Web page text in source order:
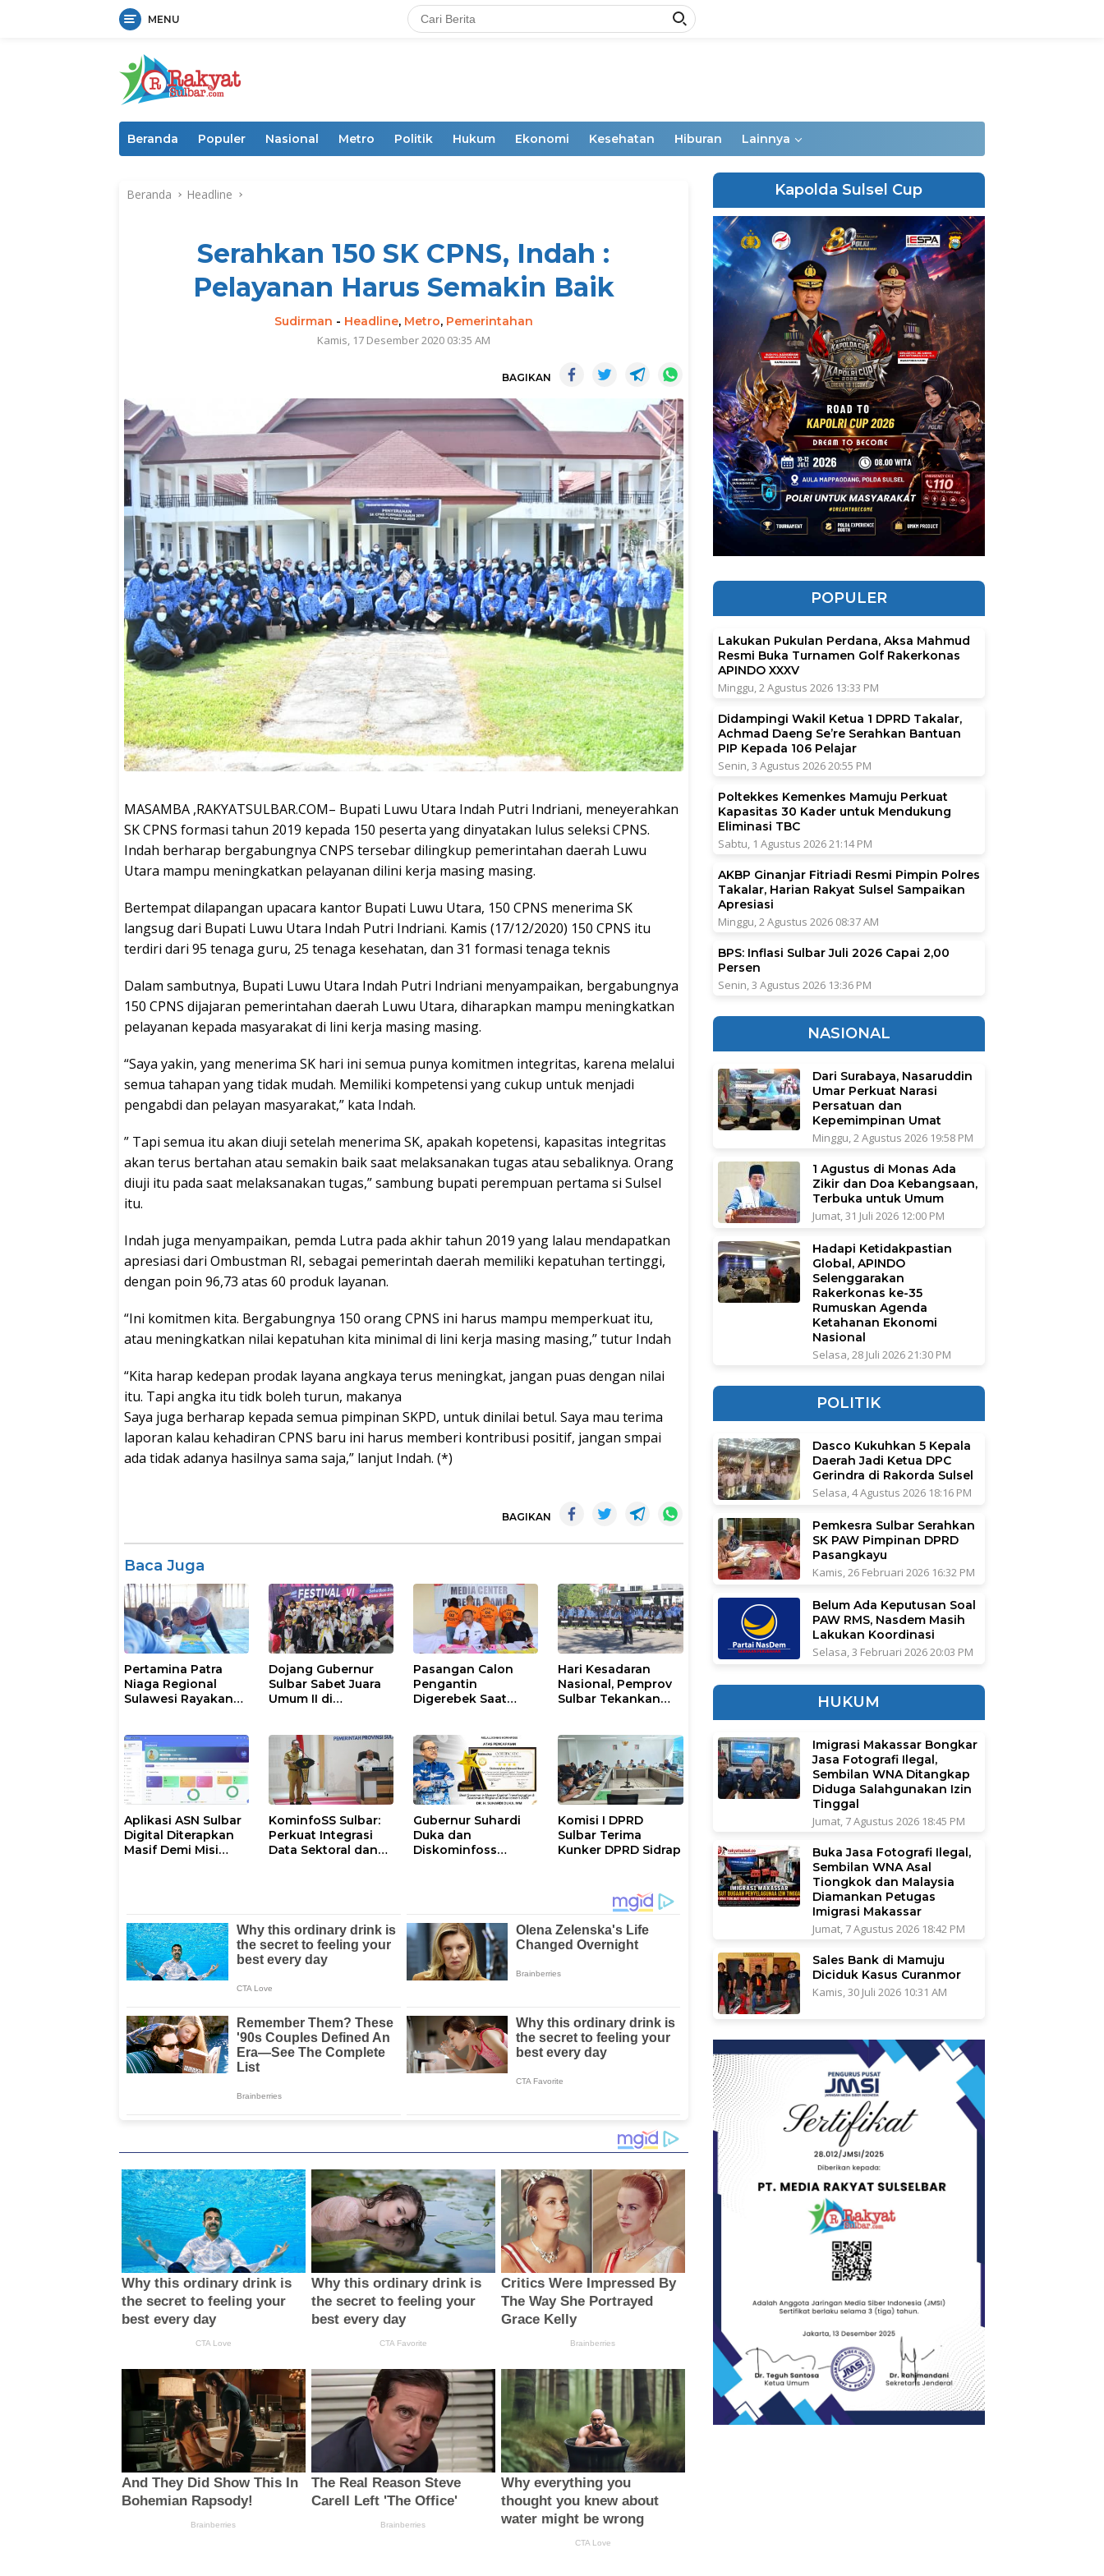
MENU
Beranda Populer Nasional Metro Politik Hukum Ekonomi Kesehatan Hiburan Lainnya
Beranda Headline
Serahkan 150 SK CPNS, Indah :
Pelayanan Harus Semakin Baik
Sudirman - Headline, Metro, Pemerintahan
Kamis, 17 Desember 2020 03:35 AM
BAGIKAN
MASAMBA ,RAKYATSULBAR.COM– Bupati Luwu Utara Indah Putri Indriani, meneyerahkan
SK CPNS formasi tahun 2019 kepada 150 peserta yang dinyatakan lulus seleksi CPNS.
Indah berharap bergabungnya CNPS tersebar dilingkup pemerintahan daerah Luwu
Utara mampu meningkatkan pelayanan dilini kerja masing masing.
Bertempat dilapangan upacara kantor Bupati Luwu Utara, 150 CPNS menerima SK
langsug dari Bupati Luwu Utara Indah Putri Indriani. Kamis (17/12/2020) 150 CPNS itu
terdiri dari 95 tenaga guru, 25 tenaga kesehatan, dan 31 formasi tenaga teknis
Dalam sambutnya, Bupati Luwu Utara Indah Putri Indriani menyampaikan, bergabungnya
150 CPNS dijajaran pemerintahan daerah Luwu Utara, diharapkan mampu meningkatkan
pelayanan kepada masyarakat di lini kerja masing masing.
“Saya yakin, yang menerima SK hari ini semua punya komitmen integritas, karena melalui
semua tahapan yang tidak mudah. Memiliki kompetensi yang cukup untuk menjadi
pengabdi dan pelayan masyarakat,” kata Indah.
” Tapi semua itu akan diuji setelah menerima SK, apakah kopetensi, kapasitas integritas
akan terus bertahan atau semakin baik saat melaksanakan tugas atau sebaliknya. Orang
diuji itu pada saat melaksanakan tugas,” sambung bupati perempuan pertama si Sulsel
itu.
Indah juga menyampaikan, pemda Lutra pada akhir tahun 2019 yang lalau mendapatkan
apresiasi dari Ombustman RI, sebagai pemerintah daerah memiliki kepatuhan tertinggi,
dengan poin 96,73 atas 60 produk layanan.
“Ini komitmen kita. Bergabungnya 150 orang CPNS ini harus mampu memperkuat itu,
atau meningkatkan nilai kepatuhan kita minimal di lini kerja masing masing,” tutur Indah
“Kita harap kedepan prodak layana angkaya terus meningkat, jangan puas dengan nilai
itu. Tapi angka itu tidk boleh turun, makanya
Saya juga berharap kepada semua pimpinan SKPD, untuk dinilai betul. Saya mau terima
laporan kalau kehadiran CPNS baru ini harus memberi kontribusi positif, jangan smpai
ada tidak adanya hasilnya sama saja,” lanjut Indah. (*)
BAGIKAN
Baca Juga
Pertamina Patra
Niaga Regional
Sulawesi Rayakan
Pesisir, Ruang
Tumbuh Generasi
Penjaga Pesisir
Dojang Gubernur
Sulbar Sabet Juara
Umum II di
VI 2026
Pasangan Calon
Pengantin
Digerebek Saat
Hari Kesadaran
Nasional, Pemprov
Sulbar Tekankan
Program
Aplikasi ASN Sulbar
Digital Diterapkan
Masif Demi Misi
KominfoSS Sulbar:
Perkuat Integrasi
Data Sektoral dan
Gubernur Suhardi
Duka dan
Diskominfoss
Komisi I DPRD
Sulbar Terima
Kunker DPRD Sidrap
Kapolda Sulsel Cup
POPULER
Lakukan Pukulan Perdana, Aksa Mahmud
Resmi Buka Turnamen Golf Rakerkonas
APINDO XXXV
Minggu, 2 Agustus 2026 13:33 PM
Didampingi Wakil Ketua 1 DPRD Takalar,
Achmad Daeng Se’re Serahkan Bantuan
PIP Kepada 106 Pelajar
Senin, 3 Agustus 2026 20:55 PM
Poltekkes Kemenkes Mamuju Perkuat
Kapasitas 30 Kader untuk Mendukung
Eliminasi TBC
Sabtu, 1 Agustus 2026 21:14 PM
AKBP Ginanjar Fitriadi Resmi Pimpin Polres
Takalar, Harian Rakyat Sulsel Sampaikan
Apresiasi
Minggu, 2 Agustus 2026 08:37 AM
BPS: Inflasi Sulbar Juli 2026 Capai 2,00
Persen
Senin, 3 Agustus 2026 13:36 PM
NASIONAL
Dari Surabaya, Nasaruddin
Umar Perkuat Narasi
Persatuan dan
Kepemimpinan Umat
Minggu, 2 Agustus 2026 19:58 PM
1 Agustus di Monas Ada
Zikir dan Doa Kebangsaan,
Terbuka untuk Umum
Jumat, 31 Juli 2026 12:00 PM
Hadapi Ketidakpastian
Global, APINDO
Selenggarakan
Rakerkonas ke-35
Rumuskan Agenda
Ketahanan Ekonomi
Nasional
Selasa, 28 Juli 2026 21:30 PM
POLITIK
Dasco Kukuhkan 5 Kepala
Daerah Jadi Ketua DPC
Gerindra di Rakorda Sulsel
Selasa, 4 Agustus 2026 18:16 PM
Pemkesra Sulbar Serahkan
SK PAW Pimpinan DPRD
Pasangkayu
Kamis, 26 Februari 2026 16:32 PM
Belum Ada Keputusan Soal
PAW RMS, Nasdem Masih
Lakukan Koordinasi
Selasa, 3 Februari 2026 20:03 PM
HUKUM
Imigrasi Makassar Bongkar
Jasa Fotografi Ilegal,
Sembilan WNA Ditangkap
Diduga Salahgunakan Izin
Tinggal
Jumat, 7 Agustus 2026 18:45 PM
Buka Jasa Fotografi Ilegal,
Sembilan WNA Asal
Tiongkok dan Malaysia
Diamankan Petugas
Imigrasi Makassar
Jumat, 7 Agustus 2026 18:42 PM
Sales Bank di Mamuju
Diciduk Kasus Curanmor
Kamis, 30 Juli 2026 10:31 AM